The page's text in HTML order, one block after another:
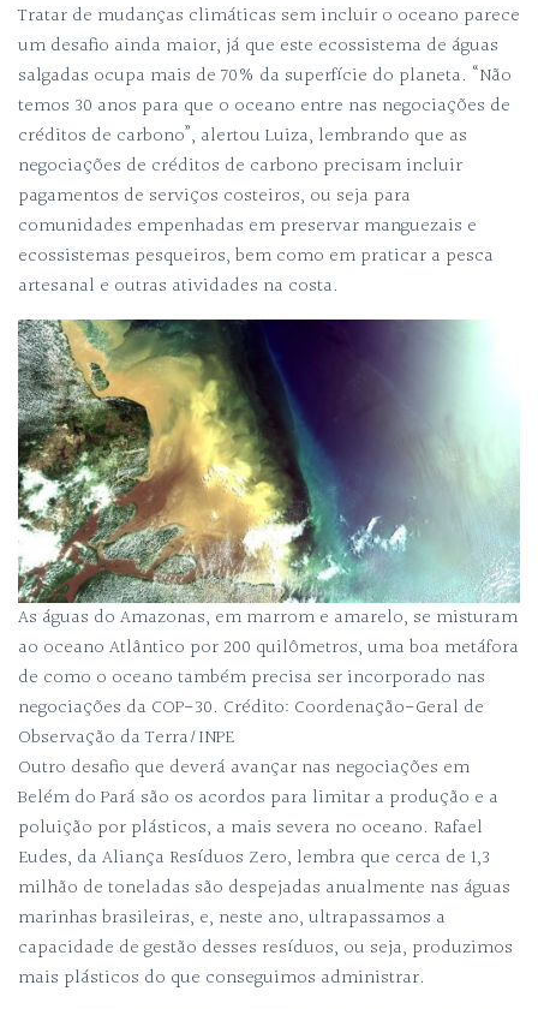
Tratar de mudanças climáticas sem incluir o oceano parece
um desafio ainda maior, já que este ecossistema de águas
salgadas ocupa mais de 70% da superfície do planeta. “Não
temos 30 anos para que o oceano entre nas negociações de
créditos de carbono”, alertou Luiza, lembrando que as
negociações de créditos de carbono precisam incluir
pagamentos de serviços costeiros, ou seja para
comunidades empenhadas em preservar manguezais e
ecossistemas pesqueiros, bem como em praticar a pesca
artesanal e outras atividades na costa.
As águas do Amazonas, em marrom e amarelo, se misturam
ao oceano Atlântico por 200 quilômetros, uma boa metáfora
de como o oceano também precisa ser incorporado nas
negociações da COP-30. Crédito: Coordenação-Geral de
Observação da Terra/INPE
Outro desafio que deverá avançar nas negociações em
Belém do Pará são os acordos para limitar a produção e a
poluição por plásticos, a mais severa no oceano. Rafael
Eudes, da Aliança Resíduos Zero, lembra que cerca de 1,3
milhão de toneladas são despejadas anualmente nas águas
marinhas brasileiras, e, neste ano, ultrapassamos a
capacidade de gestão desses resíduos, ou seja, produzimos
mais plásticos do que conseguimos administrar.